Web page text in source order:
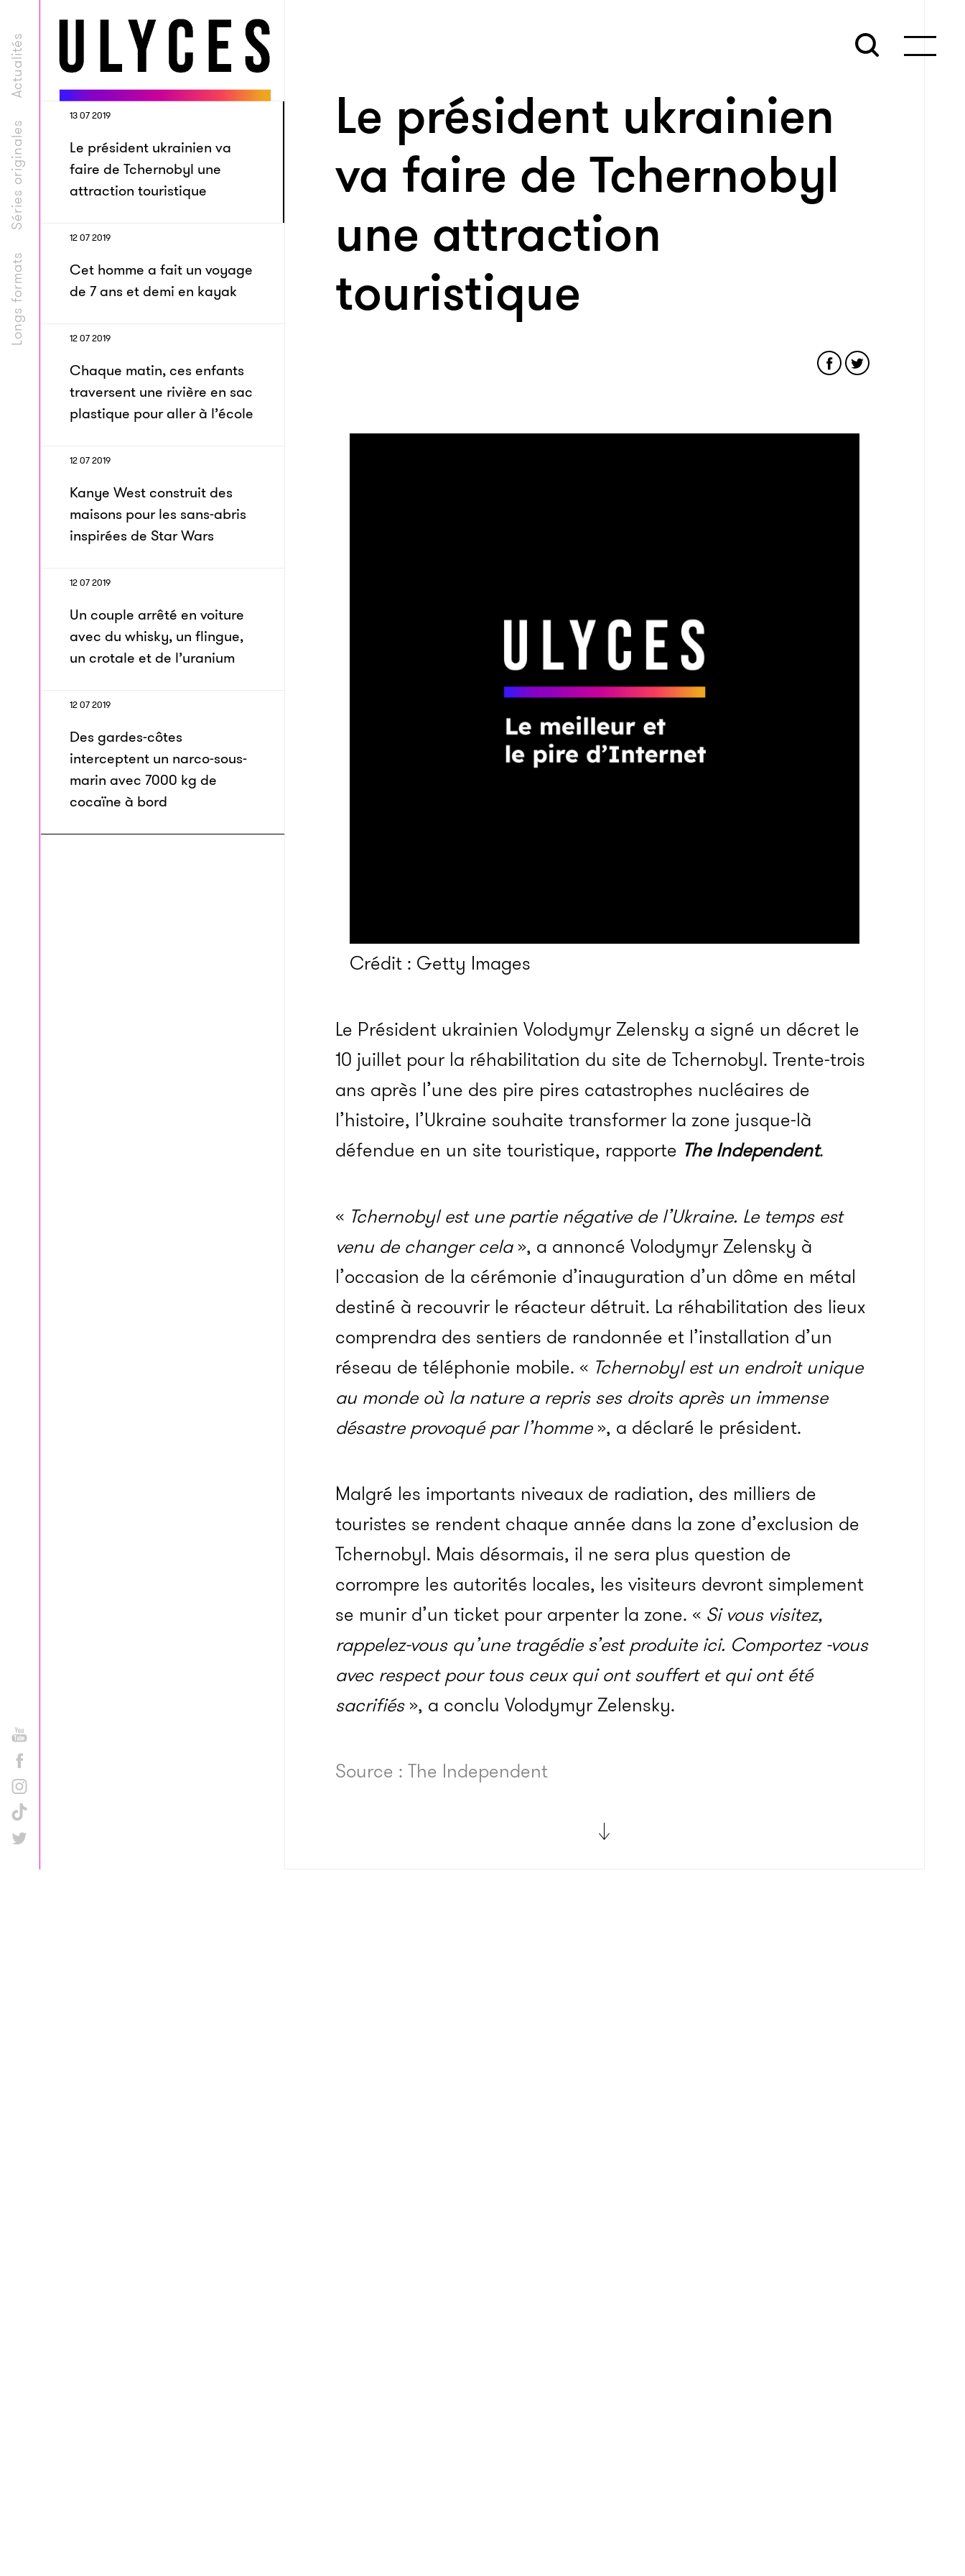
Longs formats
Séries originales
Actualités
13 07 2019
Le président ukrainien va
faire de Tchernobyl une
attraction touristique
12 07 2019
Cet homme a fait un voyage
de 7 ans et demi en kayak
12 07 2019
Chaque matin, ces enfants
traversent une rivière en sac
plastique pour aller à l’école
12 07 2019
Kanye West construit des
maisons pour les sans-abris
inspirées de Star Wars
12 07 2019
Un couple arrêté en voiture
avec du whisky, un flingue,
un crotale et de l’uranium
12 07 2019
Des gardes-côtes
interceptent un narco-sous-
marin avec 7000 kg de
cocaïne à bord
Le président ukrainien
va faire de Tchernobyl
une attraction
touristique
Crédit : Getty Images
Le Président ukrainien Volodymyr Zelensky a signé un décret le
10 juillet pour la réhabilitation du site de Tchernobyl. Trente-trois
ans après l’une des pire pires catastrophes nucléaires de
l’histoire, l’Ukraine souhaite transformer la zone jusque-là
défendue en un site touristique, rapporte The Independent.
« Tchernobyl est une partie négative de l’Ukraine. Le temps est
venu de changer cela», a annoncé Volodymyr Zelensky à
l’occasion de la cérémonie d’inauguration d’un dôme en métal
destiné à recouvrir le réacteur détruit. La réhabilitation des lieux
comprendra des sentiers de randonnée et l’installation d’un
réseau de téléphonie mobile. « Tchernobyl est un endroit unique
au monde où la nature a repris ses droits après un immense
désastre provoqué par l’homme», a déclaré le président.
Malgré les importants niveaux de radiation, des milliers de
touristes se rendent chaque année dans la zone d’exclusion de
Tchernobyl. Mais désormais, il ne sera plus question de
corrompre les autorités locales, les visiteurs devront simplement
se munir d’un ticket pour arpenter la zone. « Si vous visitez,
rappelez-vous qu’une tragédie s’est produite ici. Comportez -vous
avec respect pour tous ceux qui ont souffert et qui ont été
sacrifiés», a conclu Volodymyr Zelensky.
Source : The Independent